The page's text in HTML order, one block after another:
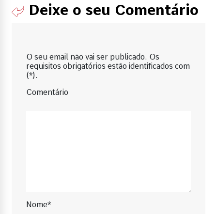
Deixe o seu Comentário
O seu email não vai ser publicado. Os
requisitos obrigatórios estão identificados com
(*).
Comentário
Nome*